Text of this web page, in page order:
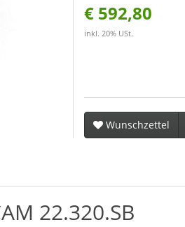
€ 592,80
inkl. 20% USt.
Wunschzettel
22.320.SB